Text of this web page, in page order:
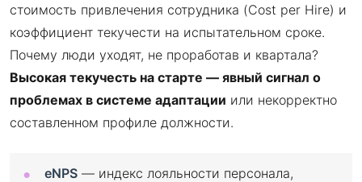
стоимость привлечения сотрудника (Cost per Hire) и
коэффициент текучести на испытательном сроке.
Почему люди уходят, не проработав и квартала?
Высокая текучесть на старте — явный сигнал о
проблемах в системе адаптации или некорректно
составленном профиле должности.
eNPS — индекс лояльности персонала,